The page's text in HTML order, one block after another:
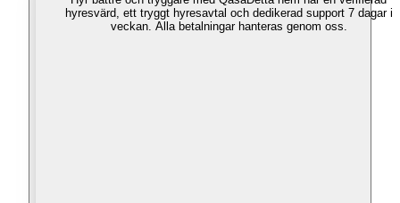
hyresvärd, ett tryggt hyresavtal och dedikerad support 7 dagar i
veckan. Alla betalningar hanteras genom oss.